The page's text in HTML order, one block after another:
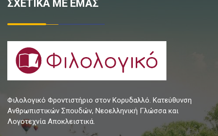
ΣΧΕΤΙΚΑ ΜΕ ΕΜΑΣ
Φιλολογικό Φροντιστήριο στον Κορυδαλλό. Κατεύθυνση
Ανθρωπιστικών Σπουδών, Νεοελληνική Γλώσσα και
Λογοτεχνία Αποκλειστικά.